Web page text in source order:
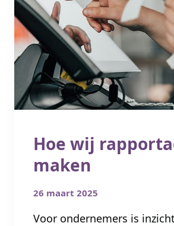
Hoe wij
maken
26 maart 2025
Voor ondernemers is